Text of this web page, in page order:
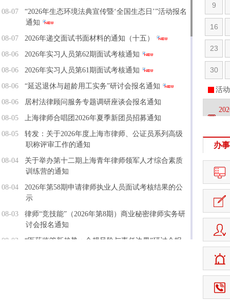
08-07
“2026年生态环境法典宣传暨‘全国生态日’”活动报名
通知
08-07 2026年递交面试书面材料的通知（十五）
08-06 2026年实习人员第62期面试考核通知
08-06 2026年实习人员第61期面试考核通知
08-06 “延迟退休与超龄用工实务”研讨会报名通知
08-06 居村法律顾问服务专题调研座谈会报名通知
08-05 上海律师合唱团2026年夏季新团员招募通知
08-05
转发：关于2026年度上海市律师、公证员系列高级
职称评审工作的通知
08-04
关于举办第十二期上海青年律师领军人才综合素质
训练营的通知
08-04
2026年第58期申请律师执业人员面试考核结果的公
示
08-03
律师“竞技能”（2026年第8期）商业秘密律师实务研
讨会报名通知
08-03
“医药监管新趋势：合规风险与责任边界”研讨会报
9
16
23
30
活动
办